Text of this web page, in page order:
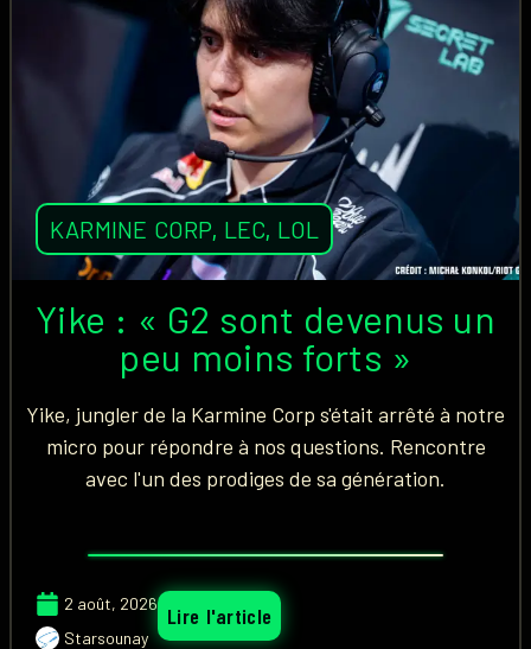
KARMINE CORP, LEC, LOL
Yike : « G2 sont devenus un
peu moins forts »
Yike, jungler de la Karmine Corp s'était arrêté à notre
micro pour répondre à nos questions. Rencontre
avec l'un des prodiges de sa génération.
2 août, 2026
Starsounay
Lire l'article